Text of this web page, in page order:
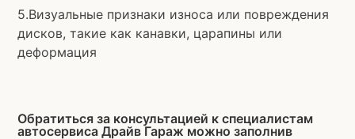
5.Визуальные признаки износа или повреждения
дисков, такие как канавки, царапины или
деформация
Обратиться за консультацией к специалистам
автосервиса Драйв Гараж можно заполнив